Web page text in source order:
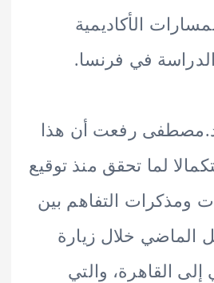
الأكاديمية
في فرنسا.
رفعت أن هذا
تحقق منذ توقيع
التفاهم بين
خلال زيارة
والتي